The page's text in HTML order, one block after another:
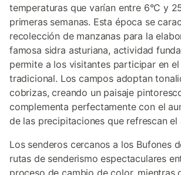
temperaturas que varían entre 6°C y
primeras semanas. Esta época se
recolección de manzanas para la
famosa sidra asturiana, actividad
permite a los visitantes participar en
tradicional. Los campos adoptan
cobrizas, creando un paisaje
complementa perfectamente con el
de las precipitaciones que refrescan el
Los senderos cercanos a los Bufones
rutas de senderismo espectaculares
proceso de cambio de color, mientras